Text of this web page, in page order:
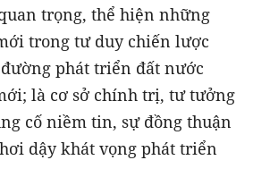
trọng, thể hiện những
trong tư duy chiến lược
phát triển đất nước
là cơ sở chính trị, tư tưởng
cố niềm tin, sự đồng thuận
dậy khát vọng phát triển